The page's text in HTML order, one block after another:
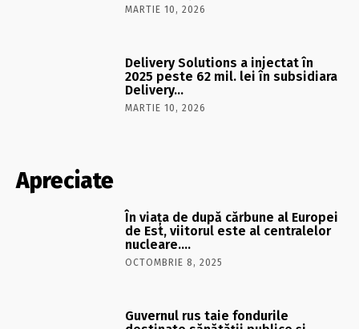
MARTIE 10, 2026
Delivery Solutions a injectat în
2025 peste 62 mil. lei în subsidiara
Delivery…
MARTIE 10, 2026
Apreciate
În viaţa de după cărbune al Europei
de Est, viitorul este al centralelor
nucleare….
OCTOMBRIE 8, 2025
Guvernul rus taie fondurile